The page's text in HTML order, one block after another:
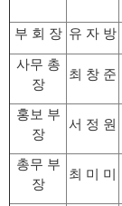
부 회 장 유 자 방
사무 총
장
최 창 준
홍보 부
장
서 정 원
총무 부
장
최 미 미